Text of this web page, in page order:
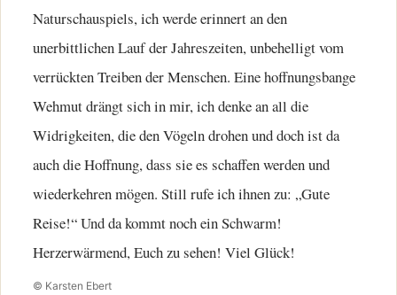
Naturschauspiels, ich werde erinnert an den
unerbittlichen Lauf der Jahreszeiten, unbehelligt vom
verrückten Treiben der Menschen. Eine hoffnungsbange
Wehmut drängt sich in mir, ich denke an all die
Widrigkeiten, die den Vögeln drohen und doch ist da
auch die Hoffnung, dass sie es schaffen werden und
wiederkehren mögen. Still rufe ich ihnen zu: „Gute
Reise!“ Und da kommt noch ein Schwarm!
Herzerwärmend, Euch zu sehen! Viel Glück!
© Karsten Ebert